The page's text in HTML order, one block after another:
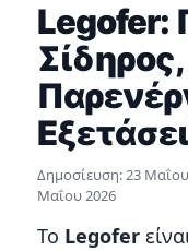
Legofer:
Δημοσίευση:23
Μαΐου 2026
Το Legofer